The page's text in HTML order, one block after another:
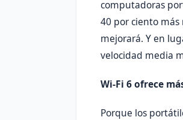
computadoras
40 por ciento
mejorará. Y en
velocidad media
Wi-Fi 6 ofrece
Porque los